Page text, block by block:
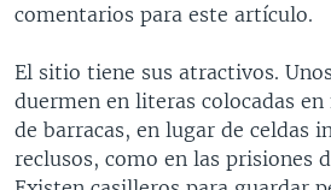
comentarios para este artículo.
El sitio tiene sus atractivos.
duermen en literas colocadas
de barracas, en lugar de celdas
reclusos, como en las prisiones